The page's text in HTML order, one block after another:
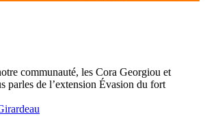
communauté, les Cora Georgiou et
parles de l’extension Évasion du fort